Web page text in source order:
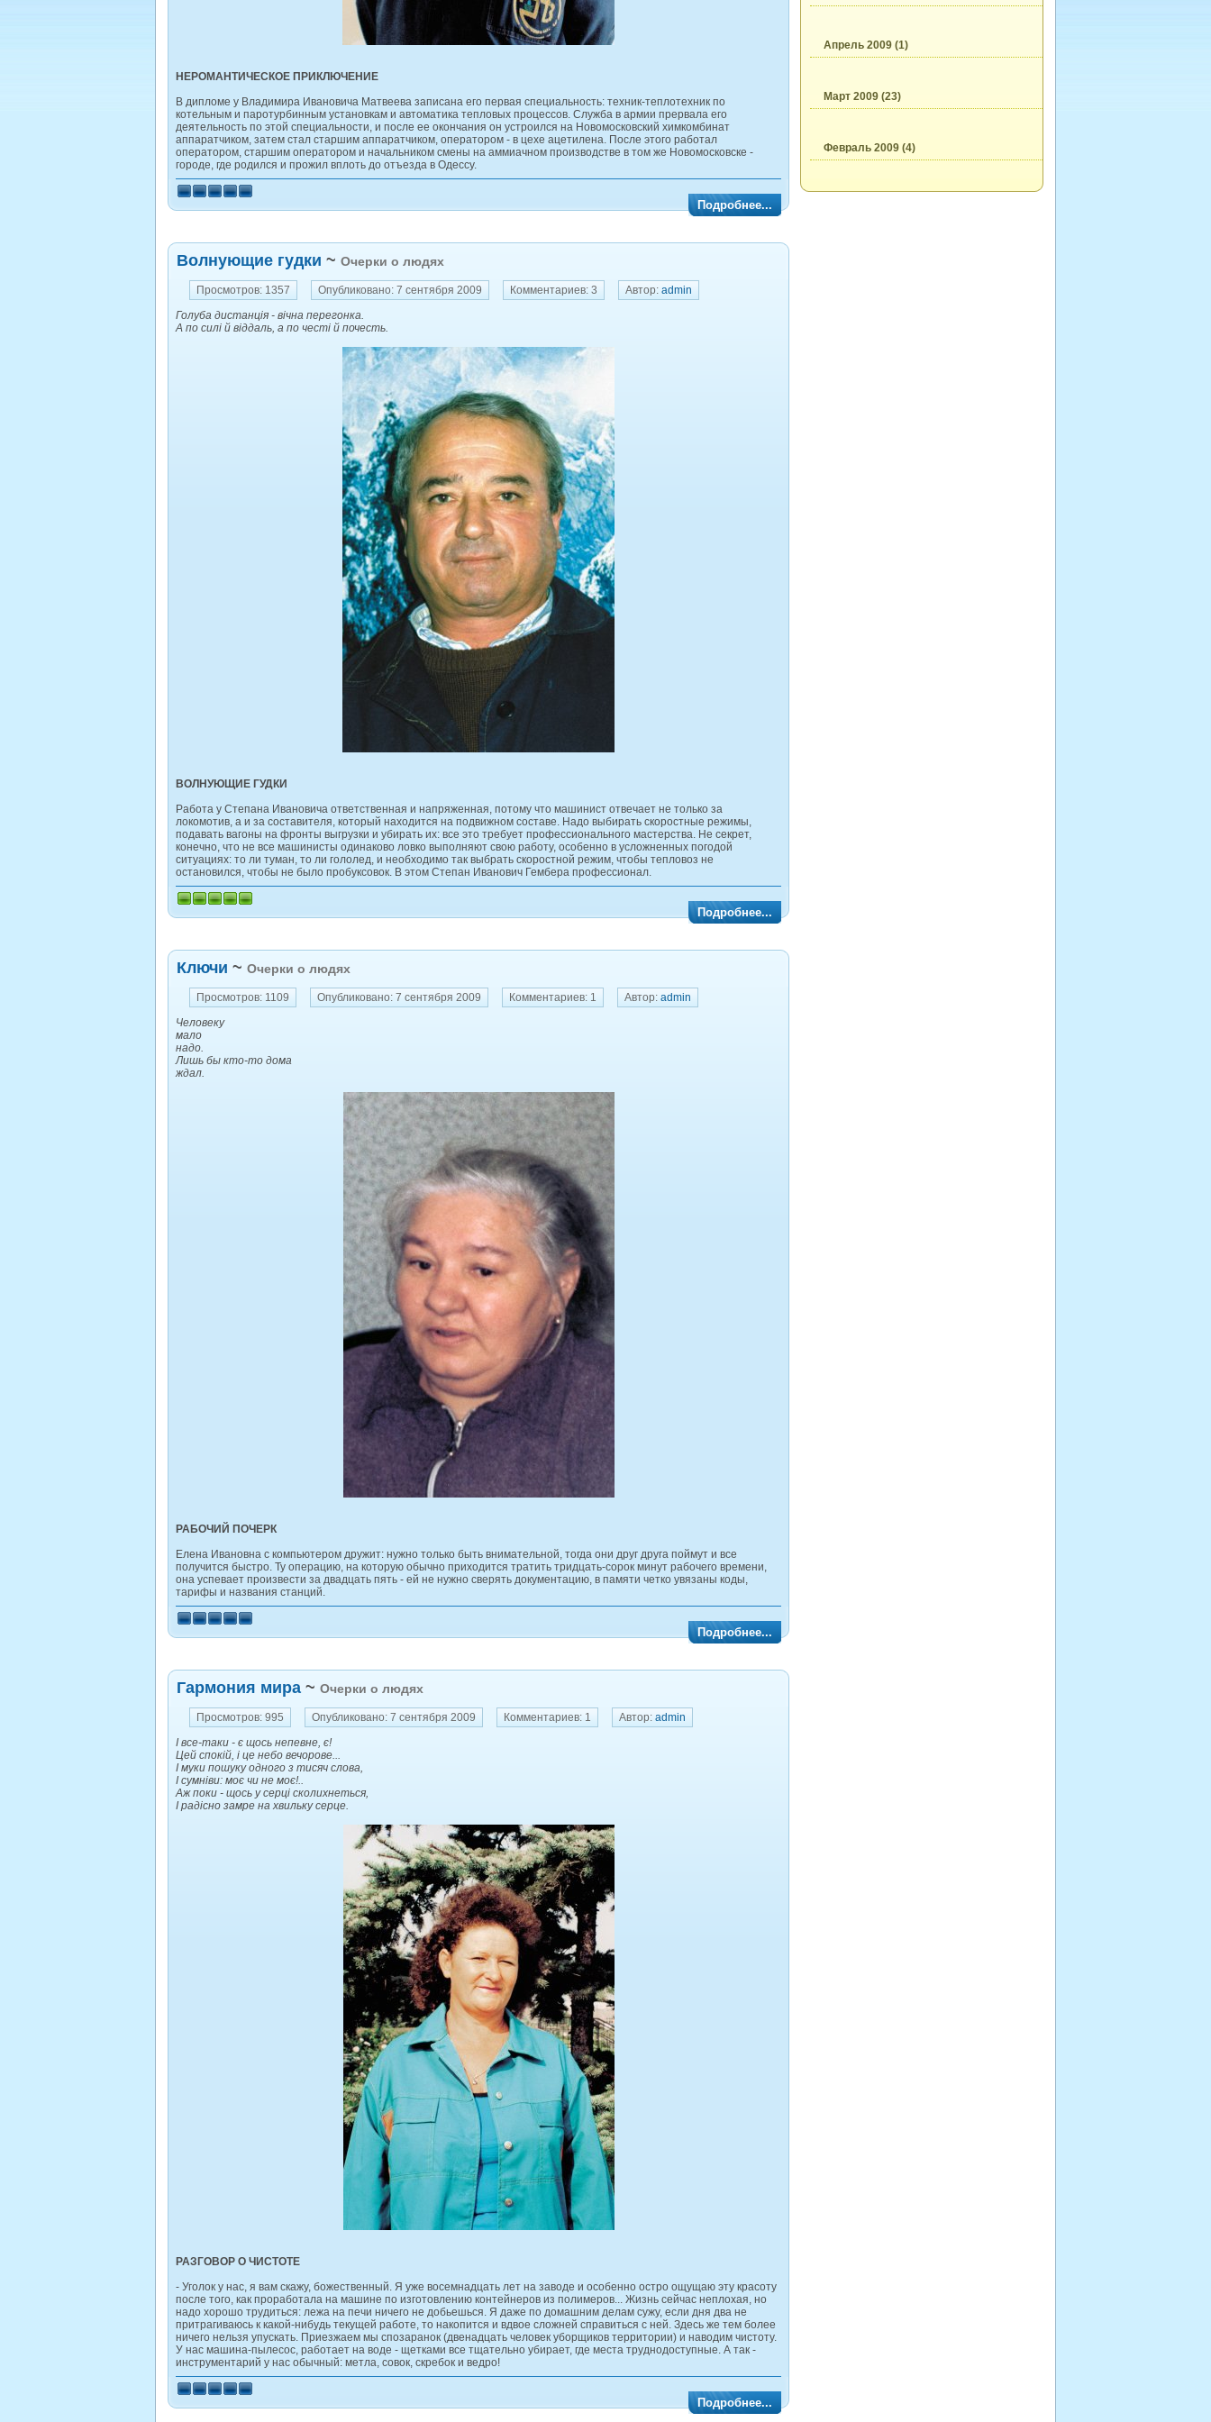
НЕРОМАНТИЧЕСКОЕ ПРИКЛЮЧЕНИЕ
В дипломе у Владимира Ивановича Матвеева записана его первая специальность: техник-теплотехник по
котельным и паротурбинным установкам и автоматика тепловых процессов. Служба в армии прервала его
деятельность по этой специальности, и после ее окончания он устроился на Новомосковский химкомбинат
аппаратчиком, затем стал старшим аппаратчиком, оператором - в цехе ацетилена. После этого работал
оператором, старшим оператором и начальником смены на аммиачном производстве в том же Новомосковске -
городе, где родился и прожил вплоть до отъезда в Одессу.
Подробнее...
Волнующие гудки ~ Очерки о людях
Просмотров: 1357 Опубликовано: 7 сентября 2009 Комментариев: 3 Автор: admin
Голуба дистанція - вічна перегонка.
А по силі й віддаль, а по честі й почесть.
ВОЛНУЮЩИЕ ГУДКИ
Работа у Степана Ивановича ответственная и напряженная, потому что машинист отвечает не только за
локомотив, а и за составителя, который находится на подвижном составе. Надо выбирать скоростные режимы,
подавать вагоны на фронты выгрузки и убирать их: все это требует профессионального мастерства. Не секрет,
конечно, что не все машинисты одинаково ловко выполняют свою работу, особенно в усложненных погодой
ситуациях: то ли туман, то ли гололед, и необходимо так выбрать скоростной режим, чтобы тепловоз не
остановился, чтобы не было пробуксовок. В этом Степан Иванович Гембера профессионал.
Подробнее...
Ключи ~ Очерки о людях
Просмотров: 1109 Опубликовано: 7 сентября 2009 Комментариев: 1 Автор: admin
Человеку
мало
надо.
Лишь бы кто-то дома
ждал.
РАБОЧИЙ ПОЧЕРК
Елена Ивановна с компьютером дружит: нужно только быть внимательной, тогда они друг друга поймут и все
получится быстро. Ту операцию, на которую обычно приходится тратить тридцать-сорок минут рабочего времени,
она успевает произвести за двадцать пять - ей не нужно сверять документацию, в памяти четко увязаны коды,
тарифы и названия станций.
Подробнее...
Гармония мира ~ Очерки о людях
Просмотров: 995 Опубликовано: 7 сентября 2009 Комментариев: 1 Автор: admin
І все-таки - є щось непевне, є!
Цей спокій, і це небо вечорове...
І муки пошуку одного з тисяч слова,
І сумніви: моє чи не моє!..
Аж поки - щось у серці сколихнеться,
І радісно замре на хвильку серце.
РАЗГОВОР О ЧИСТОТЕ
- Уголок у нас, я вам скажу, божественный. Я уже восемнадцать лет на заводе и особенно остро ощущаю эту красоту
после того, как проработала на машине по изготовлению контейнеров из полимеров... Жизнь сейчас неплохая, но
надо хорошо трудиться: лежа на печи ничего не добьешься. Я даже по домашним делам сужу, если дня два не
притрагиваюсь к какой-нибудь текущей работе, то накопится и вдвое сложней справиться с ней. Здесь же тем более
ничего нельзя упускать. Приезжаем мы спозаранок (двенадцать человек уборщиков территории) и наводим чистоту.
У нас машина-пылесос, работает на воде - щетками все тщательно убирает, где места труднодоступные. А так -
инструментарий у нас обычный: метла, совок, скребок и ведро!
Подробнее...
Апрель 2009 (1)
Март 2009 (23)
Февраль 2009 (4)